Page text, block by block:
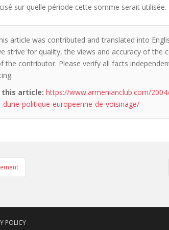
sur quelle période cette somme serait utilisée.
article was contributed and translated into
strive for quality, the views and accuracy of the
the contributor. Please verify all facts
article: https://www.armenianclub.com/
dune-politique-europeenne-de-voisinage/
POLICY